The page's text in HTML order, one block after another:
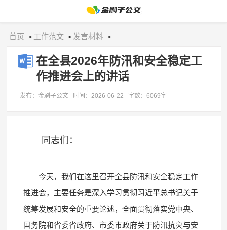
首页 > 工作范文 > 发言材料 >
在全县2026年防汛和安全稳定工
作推进会上的讲话
发布：金刷子公文 时间：2026-06-22 字数：6069字
同志们：
今天，我们在这里召开全县防汛和安全稳定工作
推进会，主要任务是深入学习贯彻习近平总书记关于
统筹发展和安全的重要论述，全面贯彻落实党中央、
国务院和省委省政府、市委市政府关于防汛抗灾与安